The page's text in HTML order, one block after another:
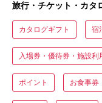
旅行・チケット・カタ
カタログギフト 宿
入場券・優待券・施設利
ポイント お食事券